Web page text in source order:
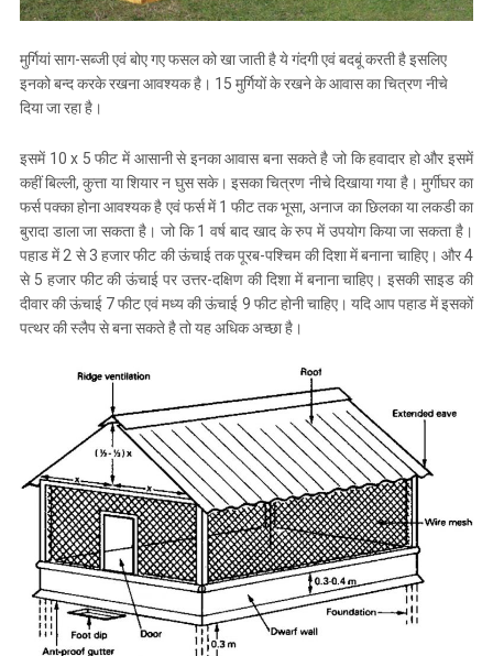
मुर्गियां साग-सब्जी एवं बोए गए फसल को खा जाती है ये गंदगी एवं बदबूं करती है इसलिए
इनको बन्द करके रखना आवश्यक है। 15 मुर्गियों के रखने के आवास का चित्रण नीचे
दिया जा रहा है।
इसमें 10 x 5 फीट में आसानी से इनका आवास बना सकते है जो कि हवादार हो और इसमें
कहीं बिल्ली, कुत्ता या शियार न घुस सके। इसका चित्रण नीचे दिखाया गया है। मुर्गीघर का
फर्स पक्का होना आवश्यक है एवं फर्स में 1 फीट तक भूसा, अनाज का छिलका या लकडी का
बुरादा डाला जा सकता है। जो कि 1 वर्ष बाद खाद के रुप में उपयोग किया जा सकता है।
पहाड में 2 से 3 हजार फीट की ऊंचाई तक पूरब-पश्चिम की दिशा में बनाना चाहिए। और 4
से 5 हजार फीट की ऊंचाई पर उत्तर-दक्षिण की दिशा में बनाना चाहिए। इसकी साइड की
दीवार की ऊंचाई 7 फीट एवं मध्य की ऊंचाई 9 फीट होनी चाहिए। यदि आप पहाड में इसकों
पत्थर की स्लैप से बना सकते है तो यह अधिक अच्छा है।